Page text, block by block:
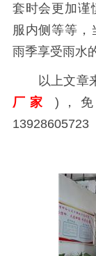
套时会更加谨
服内侧等等，
雨季享受雨水
以上文章
厂家
)，免
13928605723